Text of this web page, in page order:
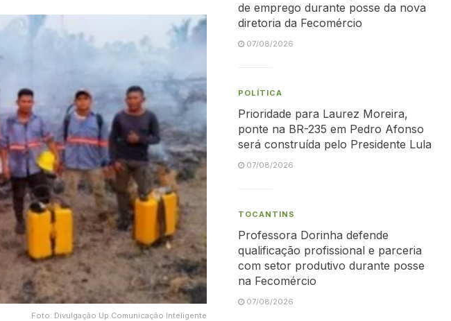
Foto: Divulgação Up Comunicação Inteligente
de emprego durante posse da nova
diretoria da Fecomércio
07/08/2026
POLÍTICA
Prioridade para Laurez Moreira,
ponte na BR-235 em Pedro Afonso
será construída pelo Presidente Lula
07/08/2026
TOCANTINS
Professora Dorinha defende
qualificação profissional e parceria
com setor produtivo durante posse
na Fecomércio
07/08/2026